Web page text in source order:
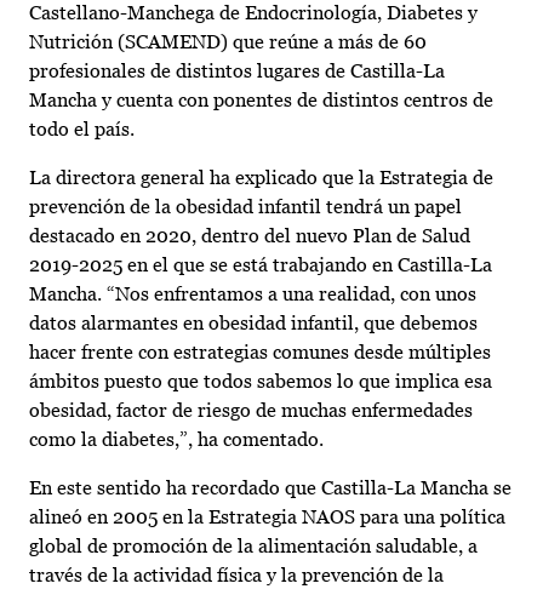
Castellano-Manchega de Endocrinología, Diabetes y
Nutrición (SCAMEND) que reúne a más de 60
profesionales de distintos lugares de Castilla-La
Mancha y cuenta con ponentes de distintos centros de
todo el país.
La directora general ha explicado que la Estrategia de
prevención de la obesidad infantil tendrá un papel
destacado en 2020, dentro del nuevo Plan de Salud
2019-2025 en el que se está trabajando en Castilla-La
Mancha. “Nos enfrentamos a una realidad, con unos
datos alarmantes en obesidad infantil, que debemos
hacer frente con estrategias comunes desde múltiples
ámbitos puesto que todos sabemos lo que implica esa
obesidad, factor de riesgo de muchas enfermedades
como la diabetes,”, ha comentado.
En este sentido ha recordado que Castilla-La Mancha se
alineó en 2005 en la Estrategia NAOS para una política
global de promoción de la alimentación saludable, a
través de la actividad física y la prevención de la